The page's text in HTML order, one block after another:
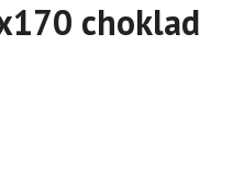
choklad